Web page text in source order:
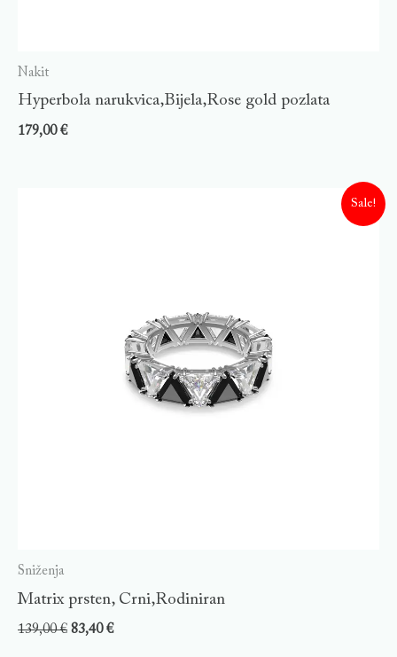
Nakit
Hyperbola narukvica,Bijela,Rose gold pozlata
179,00€
Sale!
Sniženja
Matrix prsten, Crni,Rodiniran
139,00€ 83,40€